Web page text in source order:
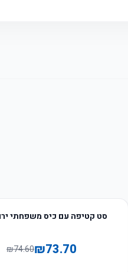
סט קטיפה עם כיס משפחתי
₪73.70
₪74.60